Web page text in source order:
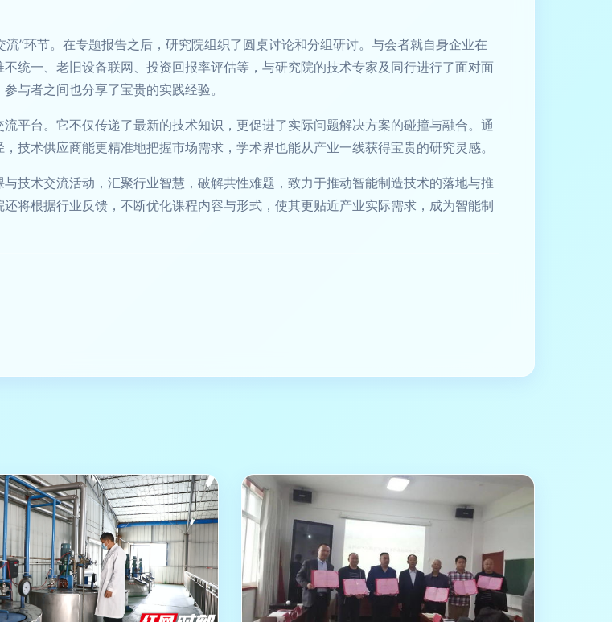
”环节。在专题报告之后，研究院组织了圆桌讨论和分组研讨。与会者就自身企业在
统一、老旧设备联网、投资回报率评估等，与研究院的技术专家及同行进行了面对面
与者之间也分享了宝贵的实践经验。
平台。它不仅传递了最新的技术知识，更促进了实际问题解决方案的碰撞与融合。通
技术供应商能更精准地把握市场需求，学术界也能从产业一线获得宝贵的研究灵感。
技术交流活动，汇聚行业智慧，破解共性难题，致力于推动智能制造技术的落地与推
将根据行业反馈，不断优化课程内容与形式，使其更贴近产业实际需求，成为智能制